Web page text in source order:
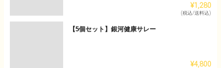
¥1,280
(税込/送料込)
【5個セット】銀河健康サレー
¥4,800